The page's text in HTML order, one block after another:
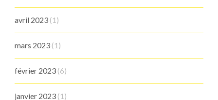
avril 2023 (1)
mars 2023 (1)
février 2023 (6)
janvier 2023 (1)